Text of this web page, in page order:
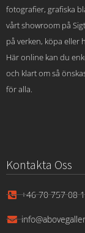
fotografier, grafiska
vårt showroom på
på verken, köpa eller
Här online kan du
och klart om så
för alla.
Kontakta Oss
+46 70 757 08